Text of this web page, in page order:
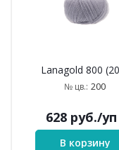
Lanagold 800
№ цв.: 200
628 руб./уп
В корзину